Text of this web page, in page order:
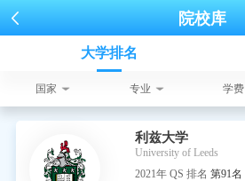
院校库
大学排名
国家 专业 学费
利兹大学
University of Leeds
2021年 QS 排名 第91名